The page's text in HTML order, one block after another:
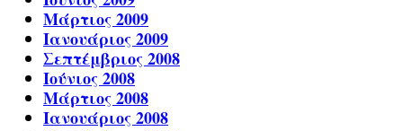
Μάρτιος 2009
Ιανουάριος 2009
Σεπτέμβριος 2008
Ιούνιος 2008
Μάρτιος 2008
Ιανουάριος 2008